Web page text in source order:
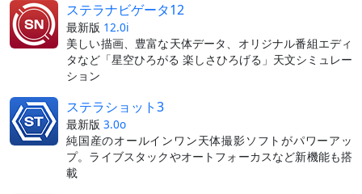
ステラナビゲータ12
最新版 12.0i
美しい描画、豊富な天体データ、オリジナル番組エディ
タなど「星空ひろがる 楽しさひろげる」天文シミュレー
ション
ステラショット3
最新版 3.0o
純国産のオールインワン天体撮影ソフトがパワーアッ
プ。ライブスタックやオートフォーカスなど新機能も搭
載